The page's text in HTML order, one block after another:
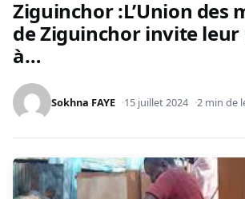
Ziguinchor :L’Union des
de Ziguinchor invite
à…
Sokhna FAYE 15 juillet 2024 2 min de